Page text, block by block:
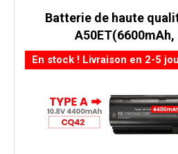
Batterie de haute
En stock ! Livraison en 2-5